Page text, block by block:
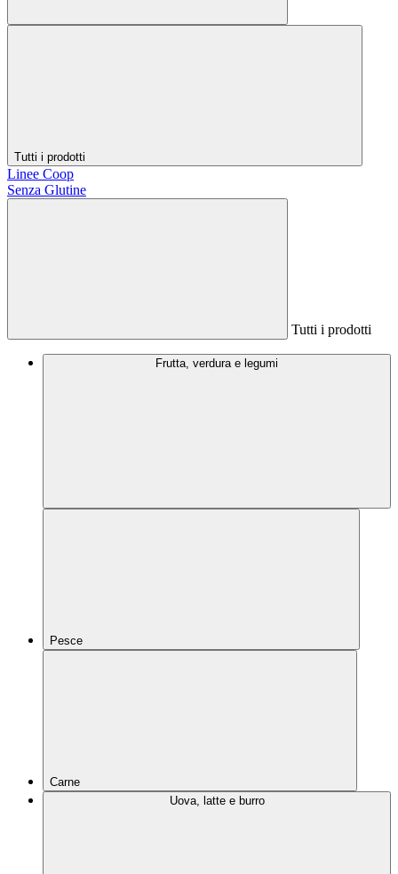
Tutti i prodotti
Linee Coop
Senza Glutine
Tutti i prodotti
Frutta, verdura e legumi
Pesce
Carne
Uova, latte e burro